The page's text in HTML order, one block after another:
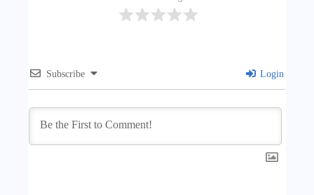
Subscribe Login